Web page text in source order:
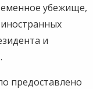
убежище,
и
предоставлено